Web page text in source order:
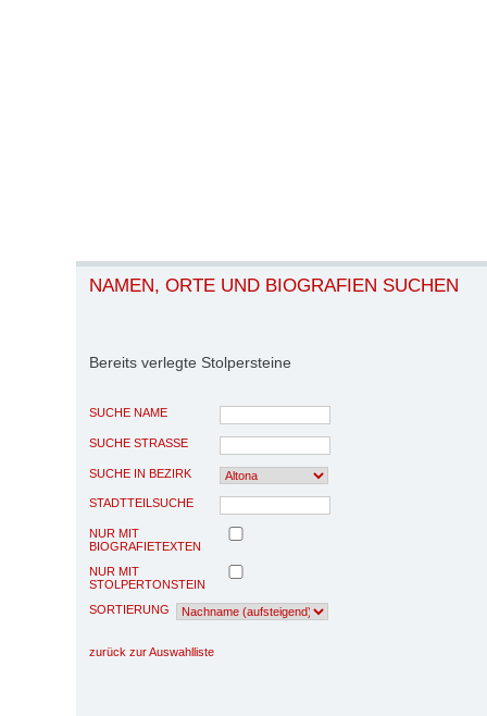
NAMEN, ORTE UND BIOGRAFIEN SUCHEN
Bereits verlegte Stolpersteine
SUCHE NAME
SUCHE STRASSE
SUCHE IN BEZIRK
STADTTEILSUCHE
NUR MIT
BIOGRAFIETEXTEN
NUR MIT
STOLPERTONSTEIN
SORTIERUNG
zurück zur Auswahlliste